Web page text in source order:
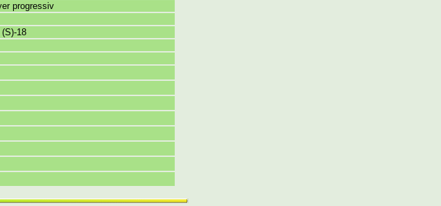
progressiv
18